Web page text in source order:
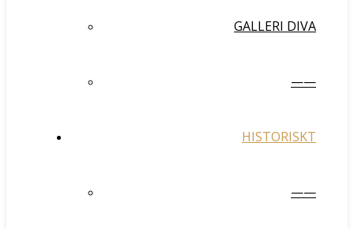
GALLERI DIVA
——
HISTORISKT
——